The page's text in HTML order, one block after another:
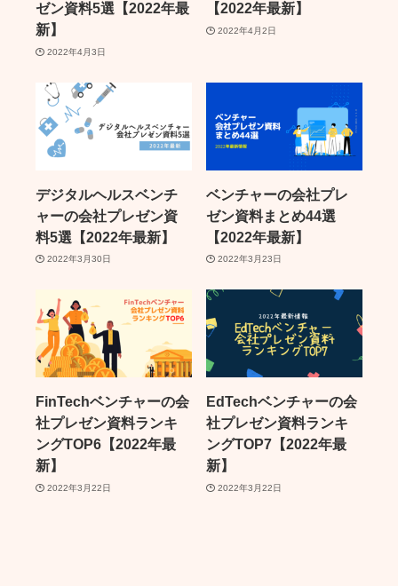
ゼン資料5選【2022年最
新】
2022年4月3日
【2022年最新】
2022年4月2日
デジタルヘルスベンチ
ャーの会社プレゼン資
料5選【2022年最新】
2022年3月30日
ベンチャーの会社プレ
ゼン資料まとめ44選
【2022年最新】
2022年3月23日
FinTechベンチャーの会
社プレゼン資料ランキ
ングTOP6【2022年最
新】
2022年3月22日
EdTechベンチャーの会
社プレゼン資料ランキ
ングTOP7【2022年最
新】
2022年3月22日